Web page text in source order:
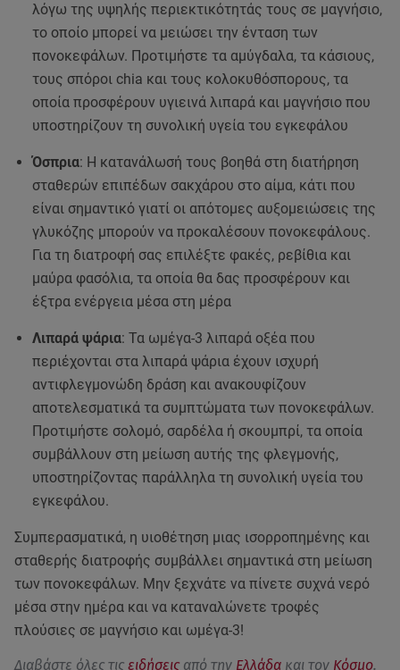
λόγω της υψηλής περιεκτικότητάς τους σε μαγνήσιο,
το οποίο μπορεί να μειώσει την ένταση των
πονοκεφάλων. Προτιμήστε τα αμύγδαλα, τα κάσιους,
τους σπόροι chia και τους κολοκυθόσπορους, τα
οποία προσφέρουν υγιεινά λιπαρά και μαγνήσιο που
υποστηρίζουν τη συνολική υγεία του εγκεφάλου
Όσπρια: Η κατανάλωσή τους βοηθά στη διατήρηση
σταθερών επιπέδων σακχάρου στο αίμα, κάτι που
είναι σημαντικό γιατί οι απότομες αυξομειώσεις της
γλυκόζης μπορούν να προκαλέσουν πονοκεφάλους.
Για τη διατροφή σας επιλέξτε φακές, ρεβίθια και
μαύρα φασόλια, τα οποία θα δας προσφέρουν και
έξτρα ενέργεια μέσα στη μέρα
Λιπαρά ψάρια: Τα ωμέγα-3 λιπαρά οξέα που
περιέχονται στα λιπαρά ψάρια έχουν ισχυρή
αντιφλεγμονώδη δράση και ανακουφίζουν
αποτελεσματικά τα συμπτώματα των πονοκεφάλων.
Προτιμήστε σολομό, σαρδέλα ή σκουμπρί, τα οποία
συμβάλλουν στη μείωση αυτής της φλεγμονής,
υποστηρίζοντας παράλληλα τη συνολική υγεία του
εγκεφάλου.
Συμπερασματικά, η υιοθέτηση μιας ισορροπημένης και
σταθερής διατροφής συμβάλλει σημαντικά στη μείωση
των πονοκεφάλων. Μην ξεχνάτε να πίνετε συχνά νερό
μέσα στην ημέρα και να καταναλώνετε τροφές
πλούσιες σε μαγνήσιο και ωμέγα-3!
Διαβάστε όλες τις ειδήσεις από την Ελλάδα και τον Κόσμο.